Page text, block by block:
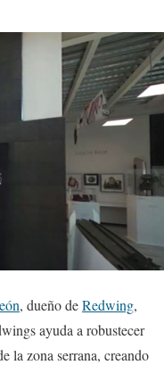
, dueño deRedwing,
ayuda a robustecer
la zona serrana, creando